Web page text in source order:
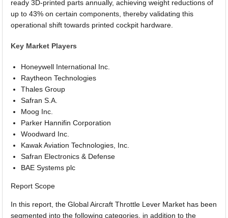
ready 3D-printed parts annually, achieving weight reductions of
up to 43% on certain components, thereby validating this
operational shift towards printed cockpit hardware.
Key Market Players
Honeywell International Inc.
Raytheon Technologies
Thales Group
Safran S.A.
Moog Inc.
Parker Hannifin Corporation
Woodward Inc.
Kawak Aviation Technologies, Inc.
Safran Electronics & Defense
BAE Systems plc
Report Scope
In this report, the Global Aircraft Throttle Lever Market has been
segmented into the following categories, in addition to the